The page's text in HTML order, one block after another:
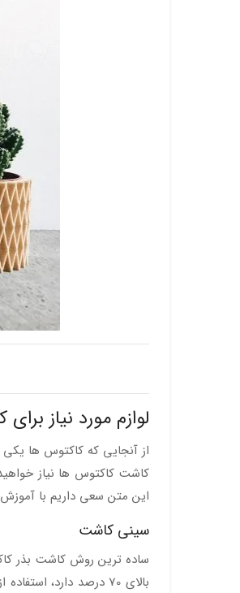
لوازم مورد نیاز
از آنجایی که کاکتوس ها
کاشت کاکتوس ها نیاز
این متن سعی داریم با آموزش
سینی کاشت
ساده ترین روش کاشت بذر
بالای 70 درصد دارد، استفاده از سینی های پلاستیکی درب دار بهترین انتخاب برای